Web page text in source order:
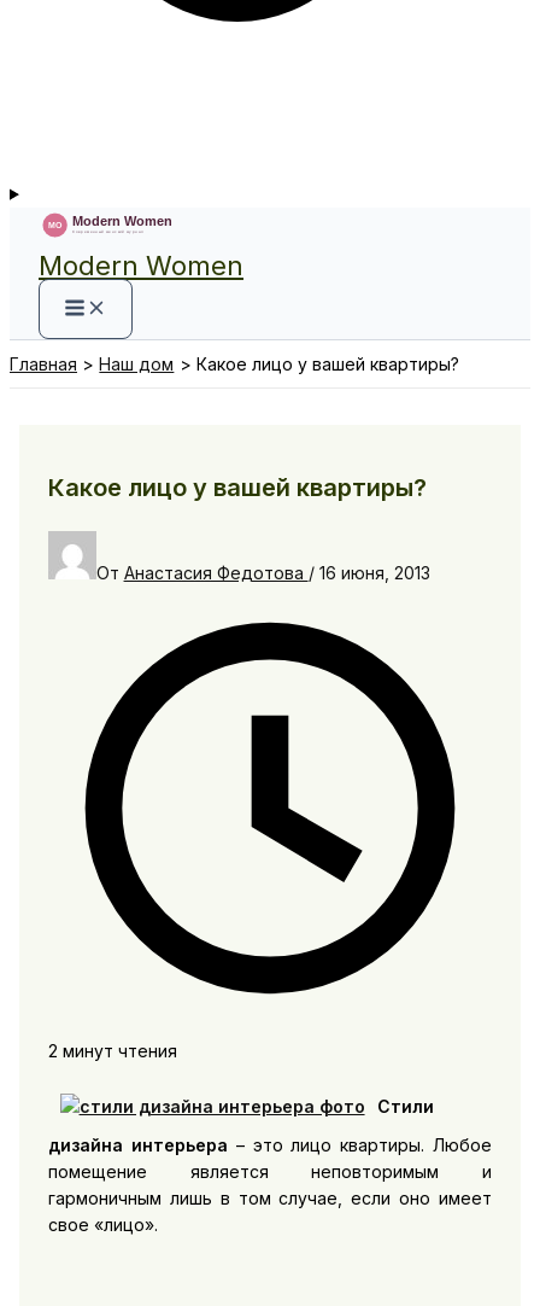
Modern Women
Главная Наш дом Какое лицо у вашей квартиры?
Какое лицо у вашей квартиры?
От Анастасия Федотова / 16 июня, 2013
2 минут чтения
Стили
дизайна интерьера – это лицо квартиры. Любое
помещение является неповторимым и
гармоничным лишь в том случае, если оно имеет
свое «лицо».